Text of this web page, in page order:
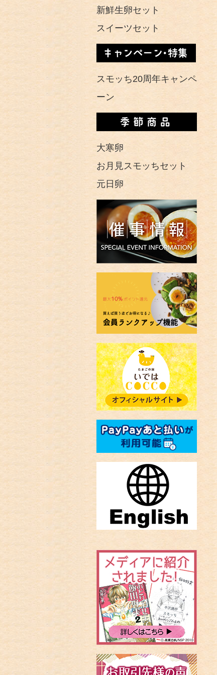
新鮮生卵セット
スイーツセット
スモッち20周年キャンペ
ーン
大寒卵
お月見スモッちセット
元日卵